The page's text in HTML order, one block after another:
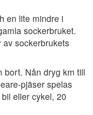
en lite mindre i
sockerbruket.
sockerbrukets
bort. Nån dryg km till
pjäser spelas
eller cykel, 20